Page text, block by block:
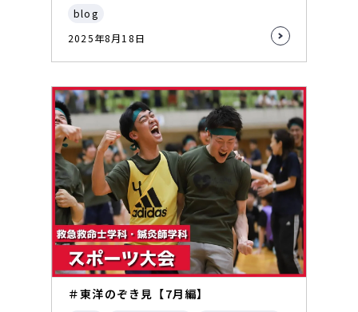
blog
2025年8月18日
＃東洋のぞき見【7月編】